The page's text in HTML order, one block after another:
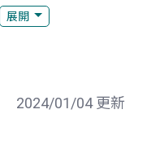
展開
2024/01/04 更新